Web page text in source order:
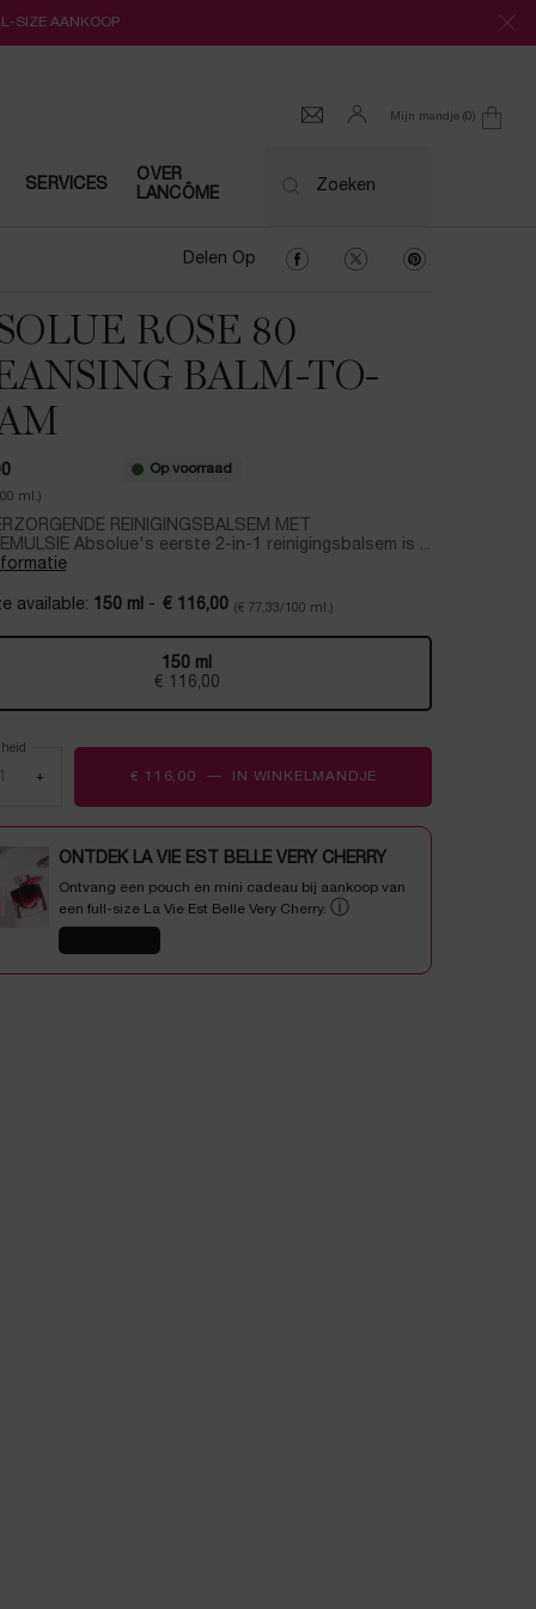
SIZE AANKOOP
Mijn mandje 0
0 product
SERVICES
OVER
LANCÔME
Zoeken
Delen Op Delen Op Facebook
Delen Op Twitter
Delen Op
ROSE 80
BALM-TO-
ml.)
Op voorraad
REINIGINGSBALSEM MET
Absolue's eerste 2-in-1 reinigingsbalsem is ...
available: 150 ml - € 116,00 (€ 77,33/100 ml.)
Geselecteerd
150 ml
€ 116,00
, 1 of 1
+ € 116,00 ― IN WINKELMANDJE
ONTDEK LA VIE EST BELLE VERY CHERRY
Ontvang een pouch en mini cadeau bij aankoop van
een full-size La Vie Est Belle Very Cherry. ⓘ